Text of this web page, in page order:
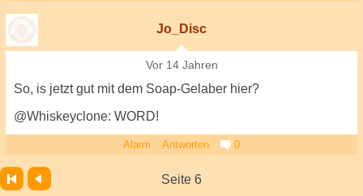
Jo_Disc
Vor 14 Jahren
So, is jetzt gut mit dem Soap-Gelaber hier?
@Whiskeyclone: WORD!
Alarm Antworten 0
Seite 6